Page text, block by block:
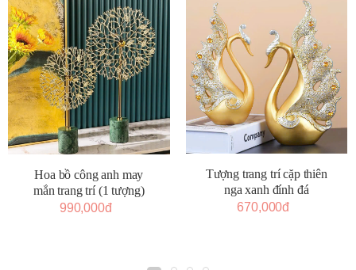
Hoa bồ công anh may
mắn trang trí (1 tượng)
990,000đ
Tượng trang trí cặp thiên
nga xanh đính đá
670,000đ